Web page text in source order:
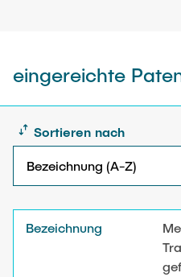
eingereichte
Sortieren nach
Bezeichnung (A-Z)
Bezeichnung (Z-A)
Bezeichnung Erfinder